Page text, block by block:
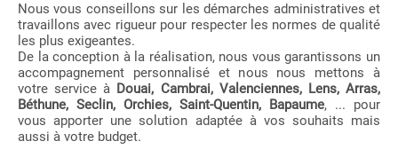
Nous vous conseillons sur les démarches administratives et
travaillons avec rigueur pour respecter les normes de qualité
les plus exigeantes.
De la conception à la réalisation, nous vous garantissons un
accompagnement personnalisé et nous nous mettons à
votre service à Douai, Cambrai, Valenciennes, Lens, Arras,
Béthune, Seclin, Orchies, Saint-Quentin, Bapaume, ... pour
vous apporter une solution adaptée à vos souhaits mais
aussi à votre budget.